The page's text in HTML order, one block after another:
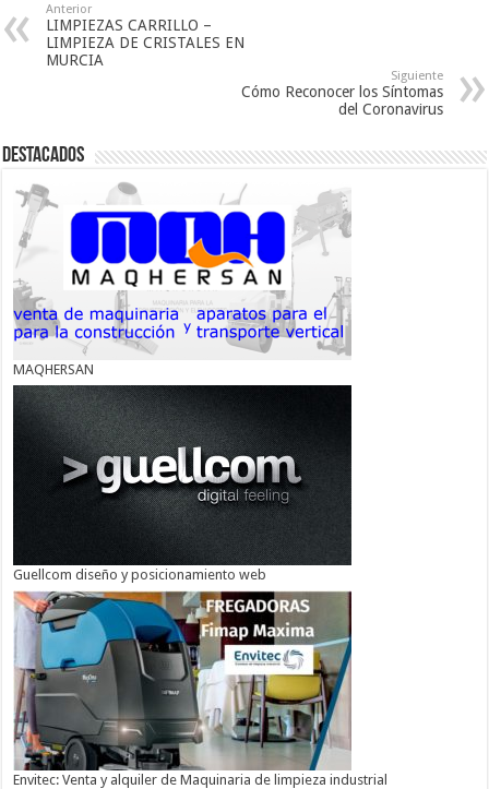
Anterior
LIMPIEZAS CARRILLO –
LIMPIEZA DE CRISTALES EN
MURCIA
Siguiente
Cómo Reconocer los Síntomas
del Coronavirus
Destacados
MAQHERSAN
Guellcom diseño y posicionamiento web
Envitec: Venta y alquiler de Maquinaria de limpieza industrial